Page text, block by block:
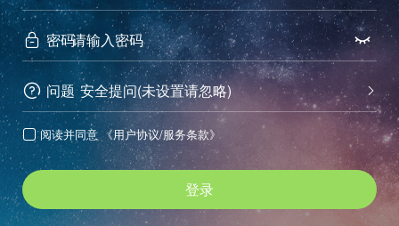
 密码 
 问题 
安全提问(未设置请忽略)
 阅读并同意 《用户协议/服务条款》
登录